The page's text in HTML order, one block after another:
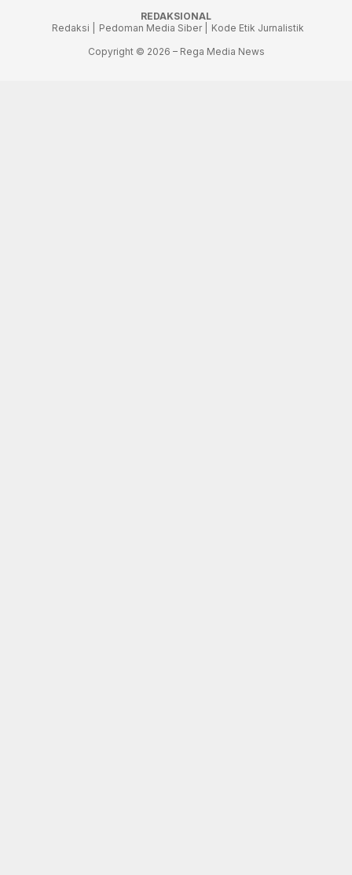
REDAKSIONAL
Redaksi |
Pedoman Media Siber |
Kode Etik Jurnalistik
Copyright © 2026 – Rega Media News